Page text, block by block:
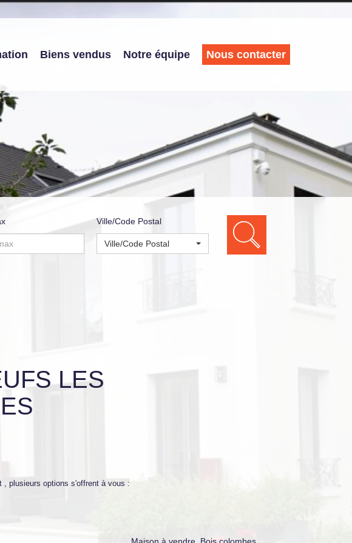
Biens vendus Notre équipe Nous contacter
Ville/Code Postal
Ville/Code Postal
LES
, plusieurs options s'offrent à vous :